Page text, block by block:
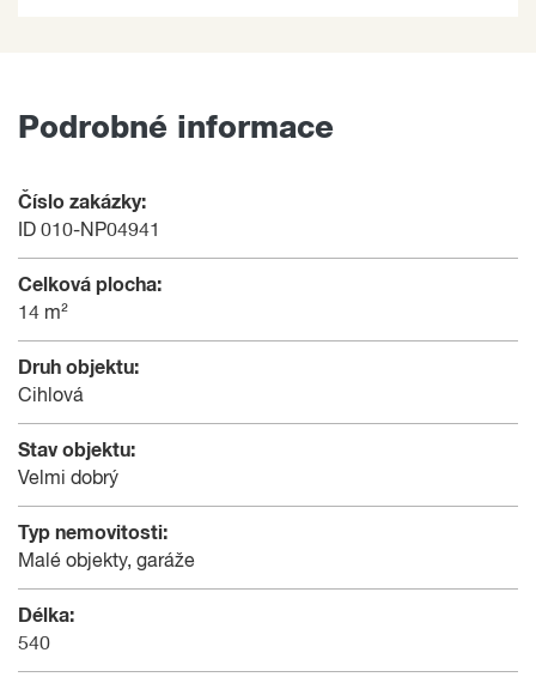
Podrobné informace
Číslo zakázky:
ID 010-NP04941
Celková plocha:
14 m²
Druh objektu:
Cihlová
Stav objektu:
Velmi dobrý
Typ nemovitosti:
Malé objekty, garáže
Délka:
540